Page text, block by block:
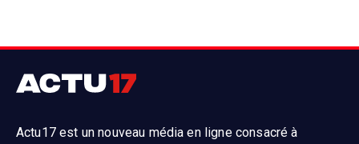
Actu17 est un nouveau média en ligne consacré à